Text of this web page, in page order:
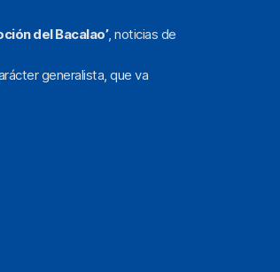
del Bacalao’, noticias de
generalista, que va